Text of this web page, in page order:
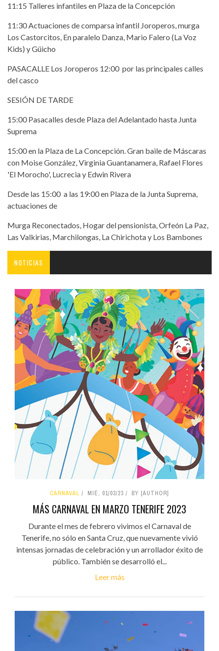
11:15 Talleres infantiles en Plaza de la Concepción
11:30 Actuaciones de comparsa infantil Joroperos, murga
Los Castorcitos, En paralelo Danza, Mario Falero (La Voz
Kids) y Güicho
PASACALLE Los Joroperos 12:00 por las principales calles
del casco
SESIÓN DE TARDE
15:00 Pasacalles desde Plaza del Adelantado hasta Junta
Suprema
15:00 en la Plaza de La Concepción. Gran baile de Máscaras
con Moise González, Virginia Guantanamera, Rafael Flores
'El Morocho', Lucrecia y Edwin Rivera
Desde las 15:00 a las 19:00 en Plaza de la Junta Suprema,
actuaciones de
Murga Reconectados, Hogar del pensionista, Orfeón La Paz,
Las Valkirias, Marchilongas, La Chirichota y Los Bambones
NOTICIAS
CARNAVAL MIÉ, 01/03/23 BY [AUTHOR]
MÁS CARNAVAL EN MARZO TENERIFE 2023
Durante el mes de febrero vivimos el Carnaval de
Tenerife, no sólo en Santa Cruz, que nuevamente vivió
intensas jornadas de celebración y un arrollador éxito de
público. También se desarrolló el...
Leer más